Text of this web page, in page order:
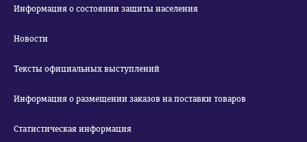
Информация о состоянии защиты населения
Новости
Тексты официальных выступлений
Информация о размещении заказов на поставки товаров
Статистическая информация